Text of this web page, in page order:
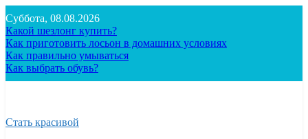
к
содержимому
Суббота, 08.08.2026
Какой шезлонг купить?
Как приготовить лосьон в домашних условиях
Как правильно умываться
Как выбрать обувь?
Стать красивой